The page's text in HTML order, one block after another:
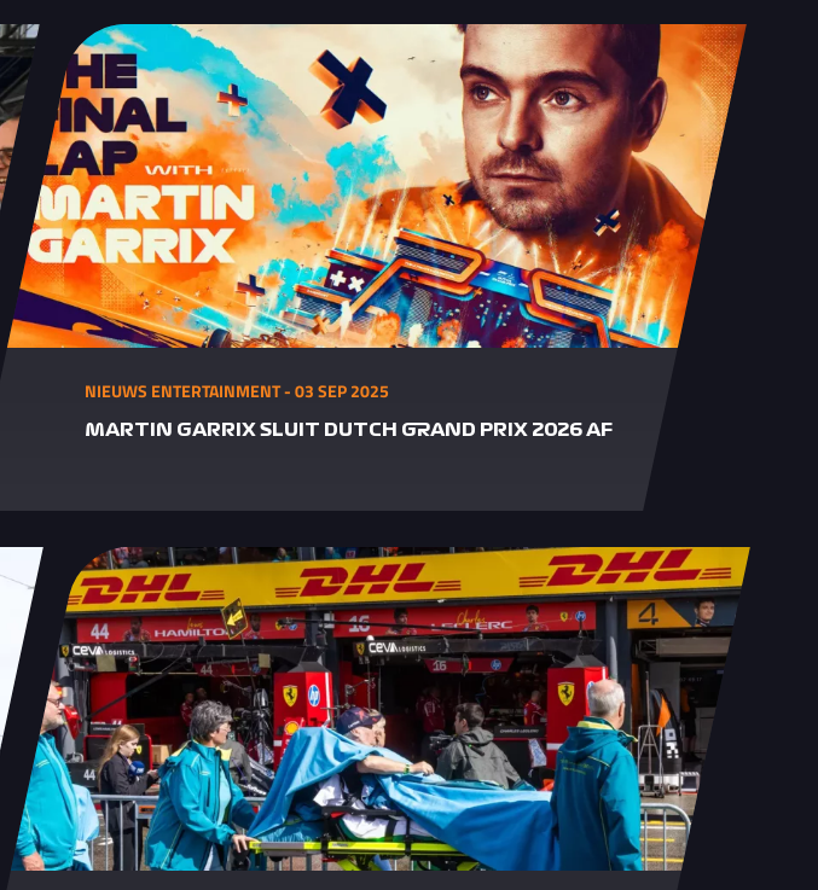
NIEUWS ENTERTAINMENT - 03 SEP 2025
MARTIN GARRIX SLUIT DUTCH GRAND PRIX 2026 AF